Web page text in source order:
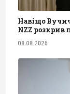
Навіщо Вучич
NZZ розкрив
08.08.2026